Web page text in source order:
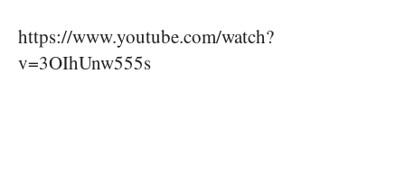
https://www.youtube.com/watch?
v=3OIhUnw555s